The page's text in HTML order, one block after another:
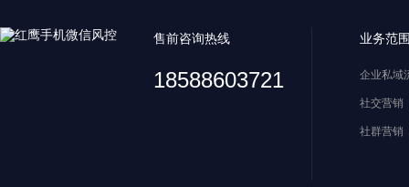
售前咨询热线
18588603721
业务范
企业私域
社交营销
社群营销